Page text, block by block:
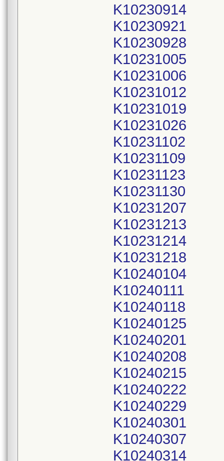
K10230914
K10230921
K10230928
K10231005
K10231006
K10231012
K10231019
K10231026
K10231102
K10231109
K10231123
K10231130
K10231207
K10231213
K10231214
K10231218
K10240104
K10240111
K10240118
K10240125
K10240201
K10240208
K10240215
K10240222
K10240229
K10240301
K10240307
K10240314